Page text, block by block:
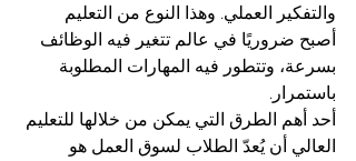
والتفكير العملي. وهذا النوع من التعليم
أصبح ضروريًا في عالم تتغير فيه الوظائف
بسرعة، وتتطور فيه المهارات المطلوبة
باستمرار.
أحد أهم الطرق التي يمكن من خلالها للتعليم
العالي أن يُعدّ الطلاب لسوق العمل هو